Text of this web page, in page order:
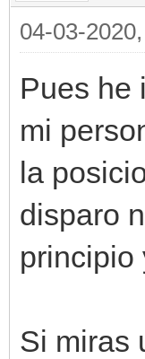
04-03-
Pues he
mi
la
disparo
principio
Si miras